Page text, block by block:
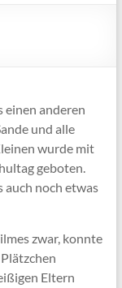
einen anderen
und alle
wurde mit
geboten.
auch noch etwas
zwar, konnte
Eltern